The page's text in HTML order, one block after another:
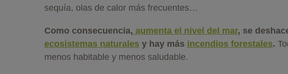
sequía, olas de calor más frecuentes…
Como consecuencia, aumenta el nivel del mar, se
ecosistemas naturales y hay más incendios forestales.
menos habitable y menos saludable.